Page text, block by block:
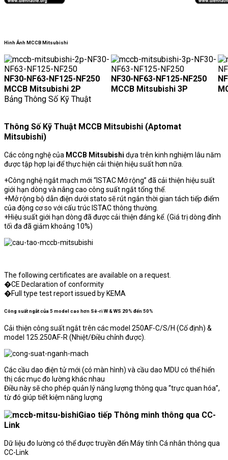
Hình Ảnh MCCB Mitsubishi
NF30-NF63-NF125-NF250 NF30-NF63-NF125-NF250
MCCB Mitsubishi 2P
MCCB Mitsubishi 3P
Bảng Thông Số Kỹ Thuật
Thông Số Kỹ Thuật MCCB Mitsubishi (Aptomat
Mitsubishi)
Các công nghệ của MCCB Mitsubishi dựa trên kinh nghiệm lâu năm
được tập hợp lại để thực hiện cải thiện hiệu suất hơn nữa.
+Công nghệ ngắt mạch mới “ISTAC Mở rộng” đã cải thiện hiệu suất
giới hạn dòng và nâng cao công suất ngắt tổng thể.
+Mở rộng bộ dẫn điện dưới stato sẽ rút ngắn thời gian tách tiếp điểm
của động cơ so với cấu trúc ISTAC thông thường.
+Hiệu suất giới hạn dòng đã được cải thiện đáng kể. (Giá trị dòng đỉnh
tối đa đã giảm khoảng 10%)
The following certificates are available on a request.
�CE Declaration of conformity
�Full type test report issued by KEMA
Công suất ngắt của 5 model cao hơn Sê-ri W & WS 20% đến 50%
Cải thiện công suất ngắt trên các model 250AF-C/S/H (Cố định) &
model 125.250AF-R (Nhiệt/Điều chỉnh được).
Các cầu dao điện tử mới (có màn hình) và cầu dao MDU có thể hiển
thị các mục đo lường khác nhau
Điều này sẽ cho phép quản lý năng lượng thông qua “trực quan hóa”,
từ đó giúp tiết kiệm năng lượng
Giao tiếp Thông minh thông qua CC-
Link
Dữ liệu đo lường có thể được truyền đến Máy tính Cá nhân thông qua
CC-Link